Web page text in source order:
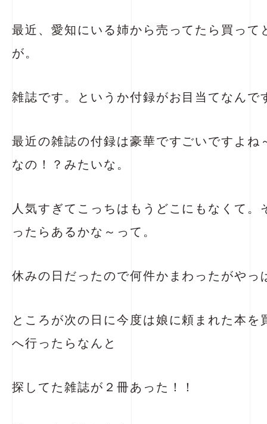
最近、愛知にいる姉から売ってたら買って
が。
雑誌です。というか付録がお目当てなんで
最近の雑誌の付録は豪華ですごいですよね
なの！？みたいな。
人気すぎてこっちはもうどこにもなくて。
ったらあるかな～って。
休みの日だったので何件かまわったがやっ
ところが次の日に今度は娘に頼まれた本を
へ行ったらなんと
探してた雑誌が２冊あった！！